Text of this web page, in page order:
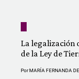
La legalización
de la Ley de
PorMARÍA FERNANDA